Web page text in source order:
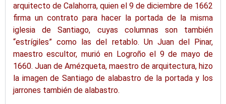
arquitecto de Calahorra, quien el 9 de diciembre de 1662
firma un contrato para hacer la portada de la misma
iglesia de Santiago, cuyas columnas son también
“estrígiles” como las del retablo. Un Juan del Pinar,
maestro escultor, murió en Logroño el 9 de mayo de
1660. Juan de Amézqueta, maestro de arquitectura, hizo
la imagen de Santiago de alabastro de la portada y los
jarrones también de alabastro.